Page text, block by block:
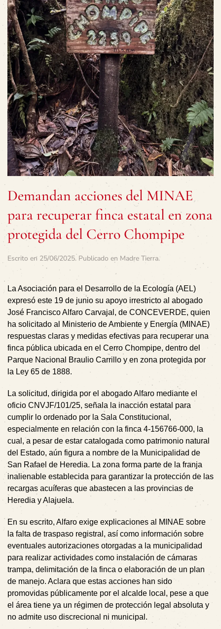
Demandan acciones del MINAE
para recuperar finca estatal en zona
protegida del Cerro Chompipe
Escrito en 25/06/2025. Publicado en Madre Tierra.
La Asociación para el Desarrollo de la Ecología (AEL)
expresó este 19 de junio su apoyo irrestricto al abogado
José Francisco Alfaro Carvajal, de CONCEVERDE, quien
ha solicitado al Ministerio de Ambiente y Energía (MINAE)
respuestas claras y medidas efectivas para recuperar una
finca pública ubicada en el Cerro Chompipe, dentro del
Parque Nacional Braulio Carrillo y en zona protegida por
la Ley 65 de 1888.
La solicitud, dirigida por el abogado Alfaro mediante el
oficio CNVJF/101/25, señala la inacción estatal para
cumplir lo ordenado por la Sala Constitucional,
especialmente en relación con la finca 4-156766-000, la
cual, a pesar de estar catalogada como patrimonio natural
del Estado, aún figura a nombre de la Municipalidad de
San Rafael de Heredia. La zona forma parte de la franja
inalienable establecida para garantizar la protección de las
recargas acuíferas que abastecen a las provincias de
Heredia y Alajuela.
En su escrito, Alfaro exige explicaciones al MINAE sobre
la falta de traspaso registral, así como información sobre
eventuales autorizaciones otorgadas a la municipalidad
para realizar actividades como instalación de cámaras
trampa, delimitación de la finca o elaboración de un plan
de manejo. Aclara que estas acciones han sido
promovidas públicamente por el alcalde local, pese a que
el área tiene ya un régimen de protección legal absoluta y
no admite uso discrecional ni municipal.